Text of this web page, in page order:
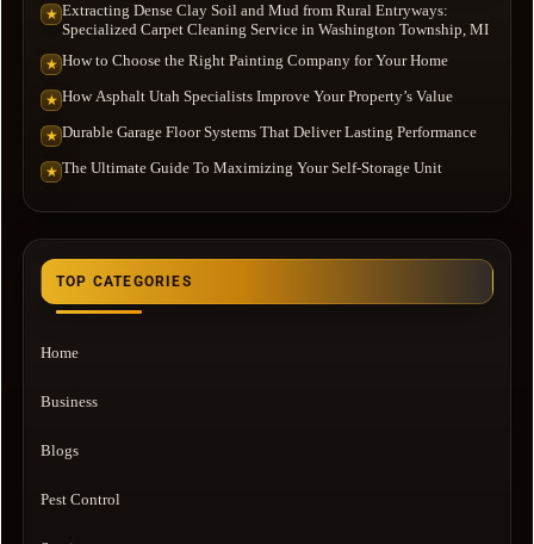
★ Extracting Dense Clay Soil and Mud from Rural Entryways:
Specialized Carpet Cleaning Service in Washington Township, MI
★ How to Choose the Right Painting Company for Your Home
★ How Asphalt Utah Specialists Improve Your Property’s Value
★ Durable Garage Floor Systems That Deliver Lasting Performance
★ The Ultimate Guide To Maximizing Your Self-Storage Unit
TOP CATEGORIES
Home
Business
Blogs
Pest Control